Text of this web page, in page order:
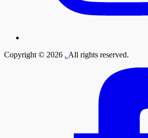
Copyright © 2026 . All rights reserved.